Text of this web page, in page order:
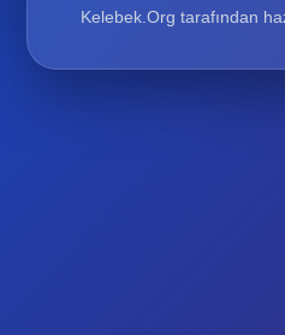
Kelebek.Org tarafından